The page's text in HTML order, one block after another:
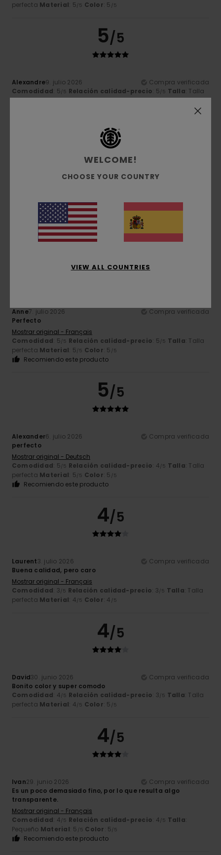
perfecta Material: 5/5 Color: 5 /5
5/5
Alexandre9. julio 2026
Compra verificada
Comodidad: 5/5 Relación calidad-precio: 5/5 Talla: Talla
5/5
Mostrar original - Français
Comodidad: 5/5 Relación calidad-precio
perfectaMaterial: 5/5 Color
Recomiendo este producto
5/5
Anne7. julio 2026
Compra verificada
Perfecto
Mostrar original - Français
Comodidad: 5/5 Relación calidad-precio: 5/5 Talla: Talla
perfecta Material: 5/5 Color: 5 /5
Recomiendo este producto
5/5
Alexander6. julio 2026
Compra verificada
perfecto
Mostrar original - Deutsch
Comodidad: 5/5 Relación calidad-precio: 4/5 Talla: Talla
perfecta Material: 5/5 Color: 5 /5
Recomiendo este producto
4/5
Laurent3. julio 2026
Compra verificada
Buena calidad, pero caro
Mostrar original - Français
Comodidad: 3/5 Relación calidad-precio: 3/5 Talla: Talla
perfecta Material: 4/5 Color: 4 /5
4/5
David30. junio 2026
Compra verificada
Bonito color y super comodo
Comodidad: 4/5 Relación calidad-precio: 3/5 Talla: Talla
perfecta Material: 4/5 Color: 5 /5
4/5
Ivan29. junio 2026
Compra verificada
Es un poco demasiado fino, por lo que resulta algo
transparente.
Mostrar original - Français
Comodidad: 4/5 Relación calidad-precio: 4/5 Talla:
Pequeño Material: 5 /5 Color: 5/5
Recomiendo este producto
WELCOME!
CHOOSE YOUR COUNTRY
VIEW ALL COUNTRIES